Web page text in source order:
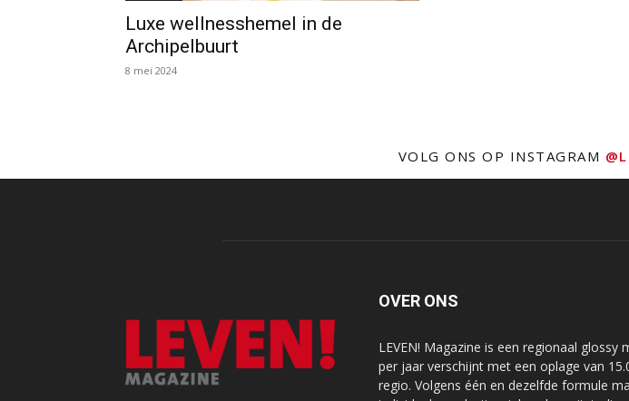
Luxe wellnesshemel in de
Archipelbuurt
8 mei 2024
VOLG ONS OP INSTAGRAM
OVER ONS
LEVEN! Magazine is een regionaal glossy
per jaar verschijnt met een oplage van
regio. Volgens één en dezelfde formule